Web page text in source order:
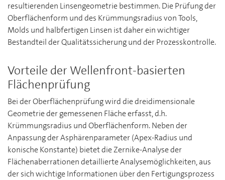
resultierenden Linsengeometrie bestimmen. Die Prüfung der
Oberflächenform und des Krümmungsradius von Tools,
Molds und halbfertigen Linsen ist daher ein wichtiger
Bestandteil der Qualitätssicherung und der Prozesskontrolle.
Vorteile der Wellenfront-basierten
Flächenprüfung
Bei der Oberflächenprüfung wird die dreidimensionale
Geometrie der gemessenen Fläche erfasst, d.h.
Krümmungsradius und Oberflächenform. Neben der
Anpassung der Asphärenparameter (Apex-Radius und
konische Konstante) bietet die Zernike-Analyse der
Flächenaberrationen detaillierte Analysemöglichkeiten, aus
der sich wichtige Informationen über den Fertigungsprozess